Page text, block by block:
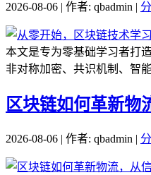
2026-08-06 | 作者: qbadmin |
本文是专为零基础学习者打
非对称加密、共识机制、智
区块链如何革新物
2026-08-06 | 作者: qbadmin |